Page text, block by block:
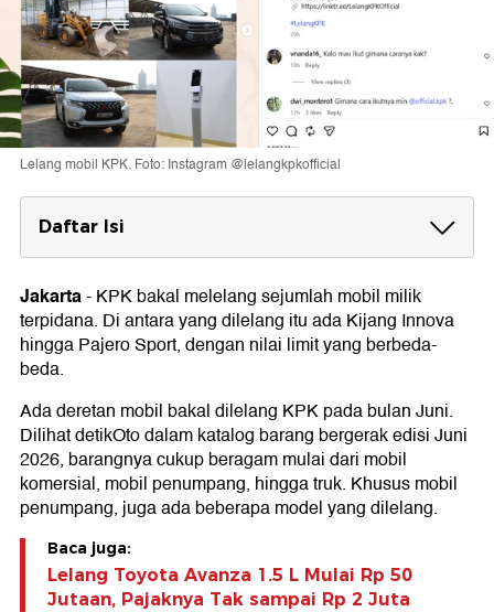
Lelang mobil KPK. Foto: Instagram @lelangkpkofficial
Daftar Isi
Daftar Mobil Dilelang KPK
Jakarta-KPK bakal melelang sejumlah mobil milik
terpidana. Di antara yang dilelang itu ada Kijang Innova
hingga Pajero Sport, dengan nilai limit yang berbeda-
beda.
Ada deretan mobil bakal dilelang KPK pada bulan Juni.
Dilihat detikOto dalam katalog barang bergerak edisi Juni
2026, barangnya cukup beragam mulai dari mobil
komersial, mobil penumpang, hingga truk. Khusus mobil
penumpang, juga ada beberapa model yang dilelang.
Baca juga:
Lelang Toyota Avanza 1.5 L Mulai Rp 50
Jutaan, Pajaknya Tak sampai Rp 2 Juta